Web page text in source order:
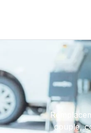
couple,